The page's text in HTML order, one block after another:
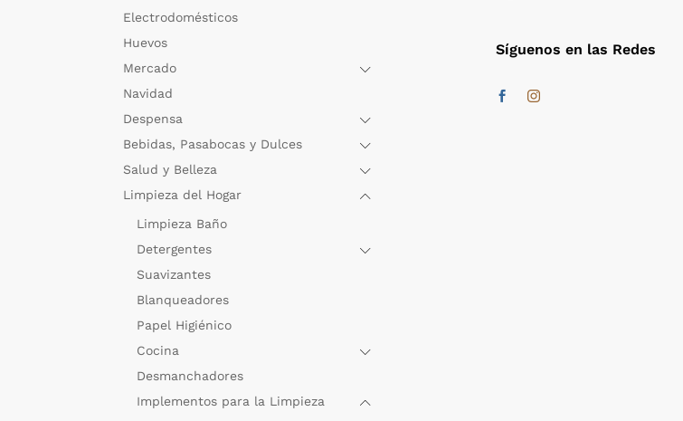
Electrodomésticos
Huevos
Mercado
Navidad
Despensa
Bebidas, Pasabocas y Dulces
Salud y Belleza
Limpieza del Hogar
Limpieza Baño
Detergentes
Suavizantes
Blanqueadores
Papel Higiénico
Cocina
Desmanchadores
Implementos para la Limpieza
Síguenos en las Redes